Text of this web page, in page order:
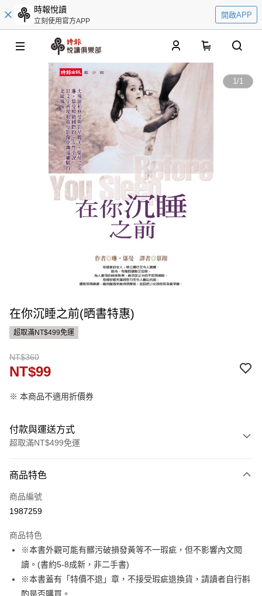
時報悅讀
立刻使用官方APP
開啟APP
1/1
在你沉睡之前(晒書特惠)
超取滿NT$499免運
NT$360
NT$99
※ 本商品不適用折價券
付款與運送方式
超取滿NT$499免運
信用卡一次付款
ATM付款
運送方式
付款後全家取貨
每筆NT$60，滿NT$499(含以上)免運費
付款後7-11取貨
商品特色
商品編號
1987259
商品特色
※本書外觀可能有髒污破損發黃等不一瑕疵，但不影響內文閱
讀。(書約5-8成新，非二手書)
※本書蓋有「特價不退」章，不接受瑕疵退換貨，請讀者自行斟
酌是否購買。